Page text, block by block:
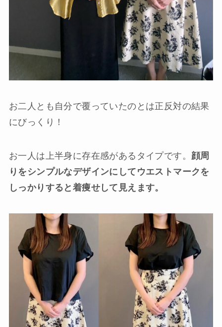
お二人とも自分で覆っていたのとは正反対の結果
にびっくり！
お一人は上半身に存在感があるタイプです。 顔周
りをシンプルなデザインにしてウエストマークを
しっかりすると着痩せして見えます。